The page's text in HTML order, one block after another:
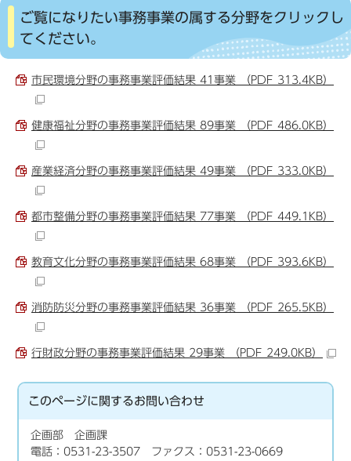
ご覧になりたい事務事業の属する分野をクリックし
てください。
市民環境分野の事務事業評価結果 41事業 （PDF 313.4KB）
健康福祉分野の事務事業評価結果 89事業 （PDF 486.0KB）
産業経済分野の事務事業評価結果 49事業 （PDF 333.0KB）
都市整備分野の事務事業評価結果 77事業 （PDF 449.1KB）
教育文化分野の事務事業評価結果 68事業 （PDF 393.6KB）
消防防災分野の事務事業評価結果 36事業 （PDF 265.5KB）
行財政分野の事務事業評価結果 29事業 （PDF 249.0KB）
このページに関するお問い合わせ
企画部 企画課
電話：0531-23-3507 ファクス：0531-23-0669